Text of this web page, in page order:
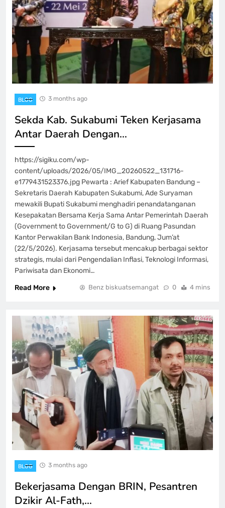
BLOG 3 months ago
Sekda Kab. Sukabumi Teken Kerjasama
Antar Daerah Dengan…
https://sigiku.com/wp-
content/uploads/2026/05/IMG_20260522_131716-
e1779431523376.jpg Pewarta : Arief Kabupaten Bandung –
Sekretaris Daerah Kabupaten Sukabumi, Ade Suryaman
mewakili Bupati Sukabumi menghadiri penandatanganan
Kesepakatan Bersama Kerja Sama Antar Pemerintah Daerah
(Government to Government/G to G) di Ruang Pasundan
Kantor Perwakilan Bank Indonesia, Bandung, Jum’at
(22/5/2026). Kerjasama tersebut mencakup berbagai sektor
strategis, mulai dari Pengendalian Inflasi, Teknologi Informasi,
Pariwisata dan Ekonomi…
Read More
Benz biskuatsemangat 0 4 mins
BLOG 3 months ago
Bekerjasama Dengan BRIN, Pesantren
Dzikir Al-Fath,…